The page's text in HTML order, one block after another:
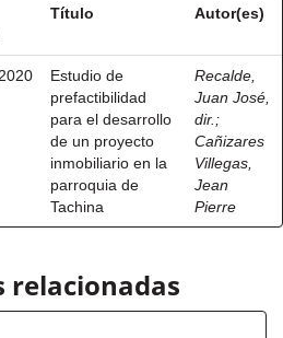
Título Autor(es)
2020
Estudio de
prefactibilidad
para el desarrollo
de un proyecto
inmobiliario en la
parroquia de
Tachina
Recalde,
Juan José,
dir. ;
Cañizares
Villegas,
Jean
Pierre
relacionadas